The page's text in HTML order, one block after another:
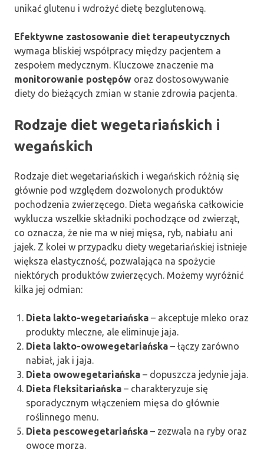
unikać glutenu i wdrożyć dietę bezglutenową.
Efektywne zastosowanie diet terapeutycznych
wymaga bliskiej współpracy między pacjentem a
zespołem medycznym. Kluczowe znaczenie ma
monitorowanie postępów oraz dostosowywanie
diety do bieżących zmian w stanie zdrowia pacjenta.
Rodzaje diet wegetariańskich i
wegańskich
Rodzaje diet wegetariańskich i wegańskich różnią się
głównie pod względem dozwolonych produktów
pochodzenia zwierzęcego. Dieta wegańska całkowicie
wyklucza wszelkie składniki pochodzące od zwierząt,
co oznacza, że nie ma w niej mięsa, ryb, nabiału ani
jajek. Z kolei w przypadku diety wegetariańskiej istnieje
większa elastyczność, pozwalająca na spożycie
niektórych produktów zwierzęcych. Możemy wyróżnić
kilka jej odmian:
Dieta lakto-wegetariańska – akceptuje mleko oraz
produkty mleczne, ale eliminuje jaja.
Dieta lakto-owowegetariańska – łączy zarówno
nabiał, jak i jaja.
Dieta owowegetariańska – dopuszcza jedynie jaja.
Dieta fleksitariańska – charakteryzuje się
sporadycznym włączeniem mięsa do głównie
roślinnego menu.
Dieta pescowegetariańska – zezwala na ryby oraz
owoce morza.